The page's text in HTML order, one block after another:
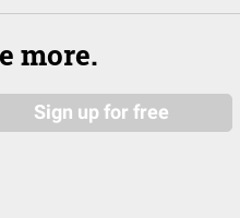
more.
Sign up for free